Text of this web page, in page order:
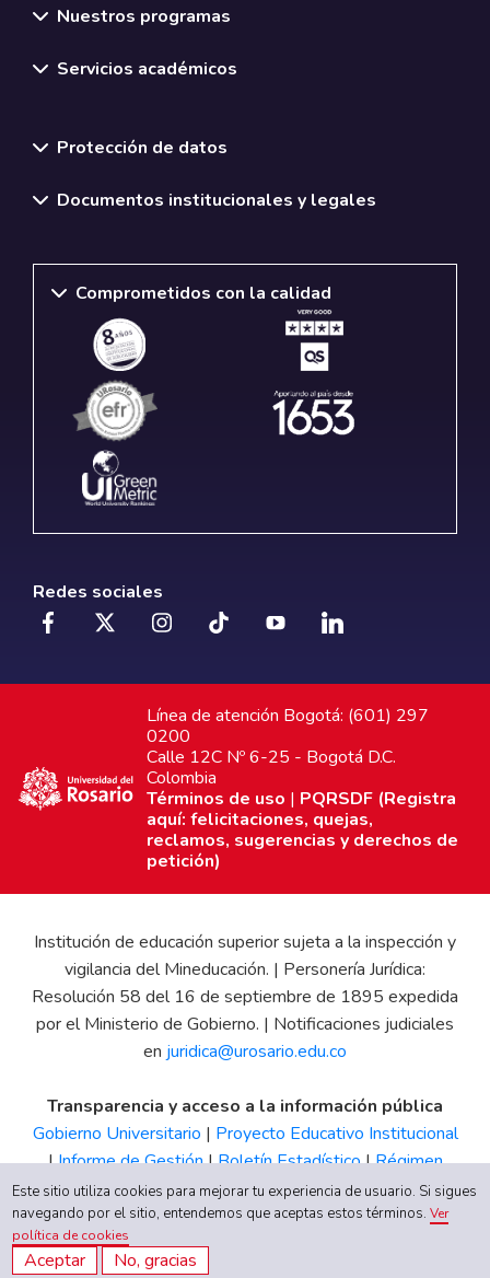
Nuestros programas
Servicios académicos
Protección de datos
Documentos institucionales y legales
Comprometidos con la calidad
Redes sociales
Línea de atención Bogotá: (601) 297
0200
Calle 12C Nº 6-25 - Bogotá D.C.
Colombia
Términos de uso | PQRSDF (Registra
aquí: felicitaciones, quejas,
reclamos, sugerencias y derechos de
petición)
Institución de educación superior sujeta a la inspección y
vigilancia del Mineducación. | Personería Jurídica:
Resolución 58 del 16 de septiembre de 1895 expedida
por el Ministerio de Gobierno. | Notificaciones judiciales
en juridica@urosario.edu.co
Transparencia y acceso a la información pública
Gobierno Universitario | Proyecto Educativo Institucional
|Informe de Gestión|Boletín Estadístico|Régimen
Tributario|Estados Financieros |Código de Ética| Canal
de Integridad UR
Este sitio utiliza cookies para mejorar tu experiencia de usuario. Si sigues
navegando por el sitio, entendemos que aceptas estos términos.Ver
política de cookies
Aceptar No, gracias